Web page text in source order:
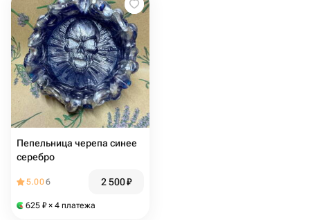
Пепельница черепа синее
серебро
5.006 2 500₽
625 ₽ × 4 платежа